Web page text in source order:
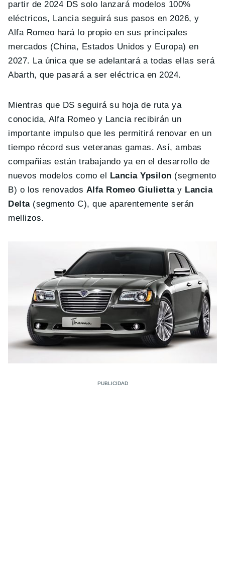
partir de 2024 DS solo lanzará modelos 100%
eléctricos, Lancia seguirá sus pasos en 2026, y
Alfa Romeo hará lo propio en sus principales
mercados (China, Estados Unidos y Europa) en
2027. La única que se adelantará a todas ellas será
Abarth, que pasará a ser eléctrica en 2024.
Mientras que DS seguirá su hoja de ruta ya
conocida, Alfa Romeo y Lancia recibirán un
importante impulso que les permitirá renovar en un
tiempo récord sus veteranas gamas. Así, ambas
compañías están trabajando ya en el desarrollo de
nuevos modelos como el Lancia Ypsilon (segmento
B) o los renovados Alfa Romeo Giuliettay Lancia
Delta(segmento C), que aparentemente serán
mellizos.